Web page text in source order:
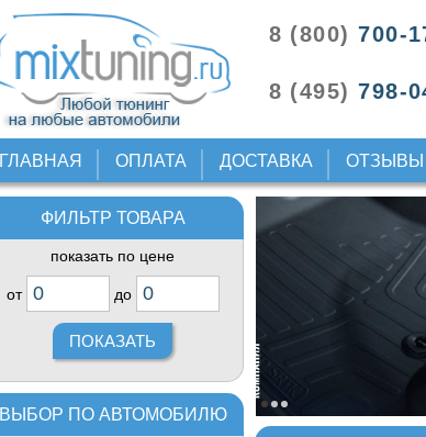
8 (800) 700-
8 (495) 798-
ГЛАВНАЯ ОПЛАТА ДОСТАВКА ОТЗЫВЫ
ФИЛЬТР ТОВАРА
показать по цене
от до
ВЫБОР ПО АВТОМОБИЛЮ